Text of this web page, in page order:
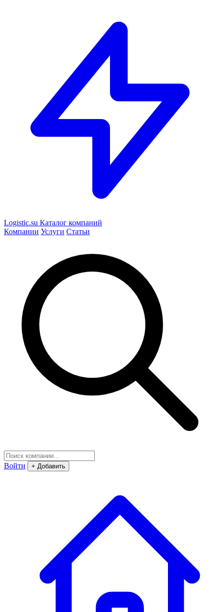
Logistic.su Каталог компаний
Компании Услуги Статьи
Войти + Добавить